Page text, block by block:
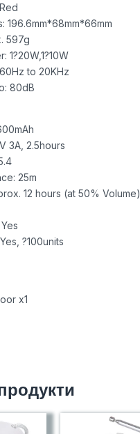
196.6mm*68mm*66mm
597g
1?20W,1?10W
to 20KHz
80dB
3A, 2.5hours
25m
12 hours (at 50% Volume)
?100units
x1